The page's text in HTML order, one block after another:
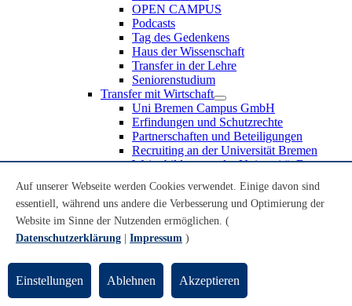
OPEN CAMPUS
Podcasts
Tag des Gedenkens
Haus der Wissenschaft
Transfer in der Lehre
Seniorenstudium
Transfer mit Wirtschaft
Uni Bremen Campus GmbH
Erfindungen und Schutzrechte
Partnerschaften und Beteiligungen
Recruiting an der Universität Bremen
Weiterbildung an der Universität Bremen
Schülerinnen und Schüler
MINT-Schnupperstudium
Schulklassen
Lehrkräfte
UniTransfer - Servicestelle für Transferaktivitäten
Transfermagazin der Universität Bremen
Auf unserer Webseite werden Cookies verwendet. Einige davon sind
essentiell, während uns andere die Verbesserung und Optimierung der
Website im Sinne der Nutzenden ermöglichen. (
Datenschutzerklärung
Impressum )
Einstellungen Ablehnen Akzeptieren